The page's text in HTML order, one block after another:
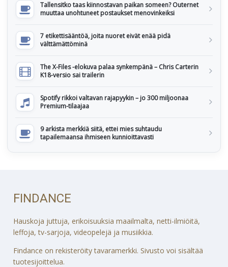
Tallensitko taas kiinnostavan paikan someen? Outernet
muuttaa unohtuneet postaukset menovinkeiksi
7 etikettisääntöä, joita nuoret eivät enää pidä
välttämättöminä
The X-Files -elokuva palaa synkempänä – Chris Carterin
K18-versio sai trailerin
Spotify rikkoi valtavan rajapyykin – jo 300 miljoonaa
Premium-tilaajaa
9 arkista merkkiä siitä, ettei mies suhtaudu
tapailemaansa ihmiseen kunnioittavasti
FINDANCE
Hauskoja juttuja, erikoisuuksia maailmalta, netti-ilmiöitä,
leffoja, tv-sarjoja, videopelejä ja musiikkia.
Findance on rekisteröity tavaramerkki. Sivusto voi sisältää
tuotesijoittelua.